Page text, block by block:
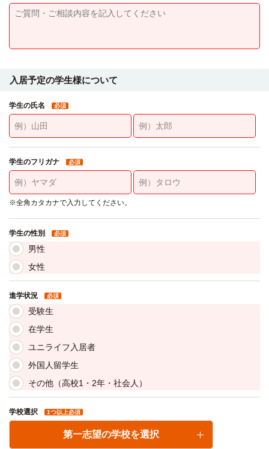
入居予定の学生様について
学生の氏名 必須
学生のフリガナ 必須
※全角カタカナで入力してください。
学生の性別 必須
男性
女性
進学状況 必須
受験生
在学生
ユニライフ入居者
外国人留学生
その他（高校1・2年・社会人）
学校選択 1つ以上必須
第一志望の学校を選択